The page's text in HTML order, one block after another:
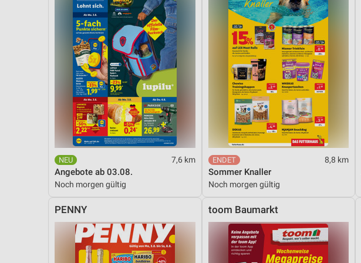
7,6 km
Angebote ab 03.08.
Noch morgen gültig
8,8 km
Sommer Knaller
Noch morgen gültig
PENNY toom Baumarkt